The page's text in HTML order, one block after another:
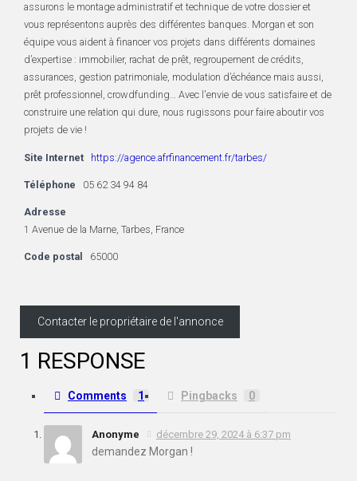
assurons le montage administratif et technique de votre dossier et
vous représentons auprès des différentes banques. Morgan et son
équipe vous aident à financer vos projets dans différents domaines
d’expertise : immobilier, rachat de prêt, regroupement de crédits,
assurances, gestion patrimoniale, modulation d’échéance mais aussi,
prêt professionnel, crowdfunding… Avec l'envie de vous satisfaire et de
construire une relation qui dure, nous rugissons pour faire aboutir vos
projets de vie !
Site Internet https://agence.afrfinancement.fr/tarbes/
Téléphone 05 62 34 94 84
Adresse
1 Avenue de la Marne, Tarbes, France
Code postal 65000
Contacter le propriétaire de l'annonce
1 RESPONSE
Comments 1 Pingbacks 0
Anonyme décembre 29, 2024 à 6:37 pm
demandez Morgan !